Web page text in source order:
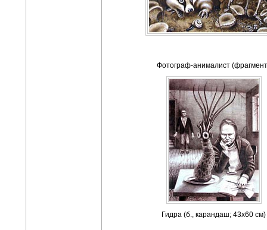
Фотограф-анималист
Гидра (б., карандаш; 43х60 см)